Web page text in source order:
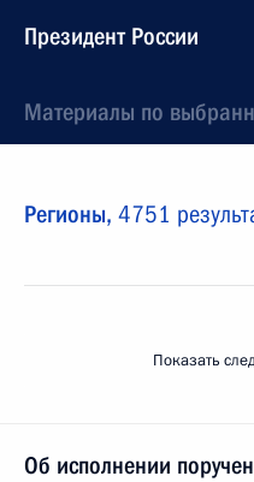
Президент России
Материалы по
Регионы, 4751
Показать
Об исполнении